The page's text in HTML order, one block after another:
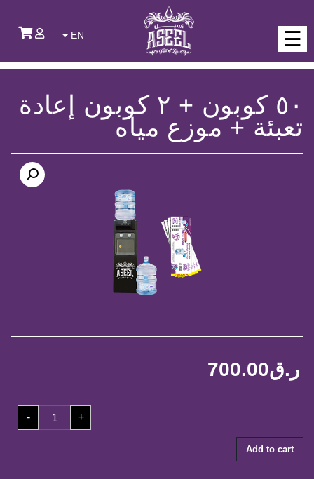
EN ☰
٥٠ كوبون + ٢ كوبون إعادة
تعبئة + موزع مياه
ر.ق700.00
-
٥٠
كوبون
+
+
Add to cart